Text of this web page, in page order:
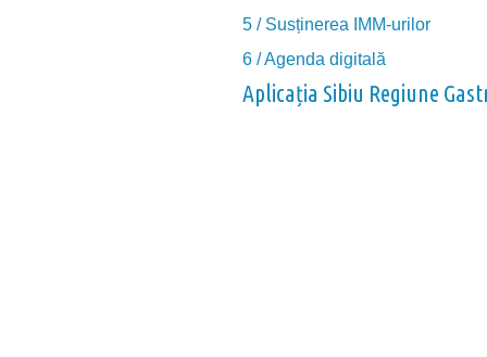
5 / Susținerea IMM-urilor
6 / Agenda digitală
Aplicația Sibiu Regiune